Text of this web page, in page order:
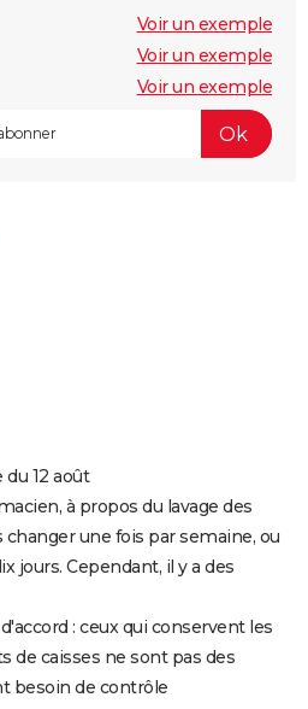
Voir un exemple
Voir un exemple
Voir un exemple
12 août
à propos du lavage des
changer une fois par semaine, ou
jours. Cependant, il y a des
: ceux qui conservent les
de caisses ne sont pas des
besoin de contrôle